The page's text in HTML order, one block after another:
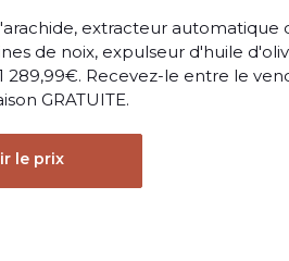
extracteur
de noix, expulseur d'huile
289,99€. Recevez-le entre le
GRATUITE.
le prix